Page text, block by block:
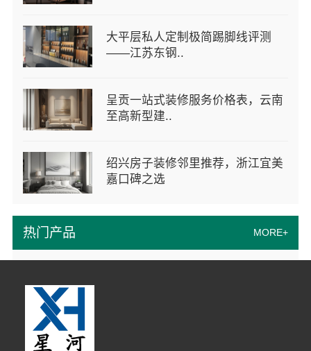
热门产品 MORE+
大平层私人定制极简踢脚线评测
——江苏东钢..
呈贡一站式装修服务价格表，云南
至高新型建..
绍兴房子装修邻里推荐，浙江宜美
嘉口碑之选